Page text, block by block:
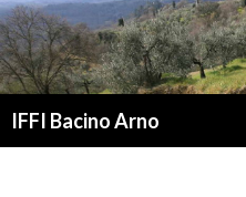
IFFI Bacino Arno